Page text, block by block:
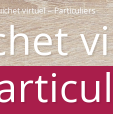
virtuel – Particuliers